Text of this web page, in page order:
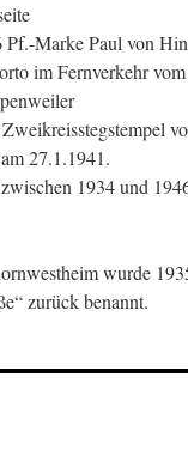
Marke Paul von
im Fernverkehr
27.1.1941.
1934 und
wurde
zurück benannt.